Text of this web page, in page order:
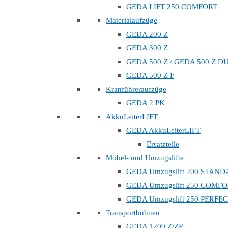
GEDA LIFT 250 COMFORT
Materialaufzüge
GEDA 200 Z
GEDA 300 Z
GEDA 500 Z / GEDA 500 Z
GEDA 500 Z F
Kranführeraufzüge
GEDA 2 PK
AkkuLeiterLIFT
GEDA AkkuLeiterLIFT
Ersatzteile
Möbel- und Umzugslifte
GEDA Umzugslift 200
GEDA Umzugslift 250
GEDA Umzugslift 250
Transportbühnen